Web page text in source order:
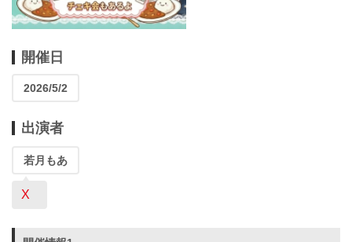
開催日
2026/5/2
出演者
若月もあ
X